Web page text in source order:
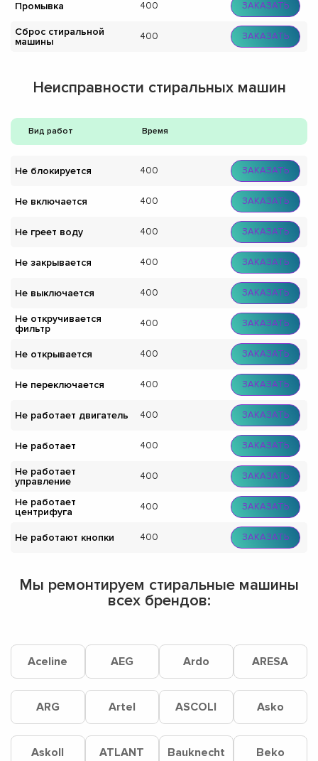
Промывка 400 ЗАКАЗАТЬ
Сброс стиральной
машины
400 ЗАКАЗАТЬ
Неисправности стиральных машин
Вид работ Время
Не блокируется 400 ЗАКАЗАТЬ
Не включается 400 ЗАКАЗАТЬ
Не греет воду 400 ЗАКАЗАТЬ
Не закрывается 400 ЗАКАЗАТЬ
Не выключается 400 ЗАКАЗАТЬ
Не откручивается
фильтр
400 ЗАКАЗАТЬ
Не открывается 400 ЗАКАЗАТЬ
Не переключается 400 ЗАКАЗАТЬ
Не работает двигатель 400 ЗАКАЗАТЬ
Не работает 400 ЗАКАЗАТЬ
Не работает
управление
400 ЗАКАЗАТЬ
Не работает
центрифуга
400 ЗАКАЗАТЬ
Не работают кнопки 400 ЗАКАЗАТЬ
Мы ремонтируем стиральные машины
всех брендов:
Aceline AEG Ardo ARESA
ARG Artel ASCOLI Asko
Askoll ATLANT Bauknecht Beko